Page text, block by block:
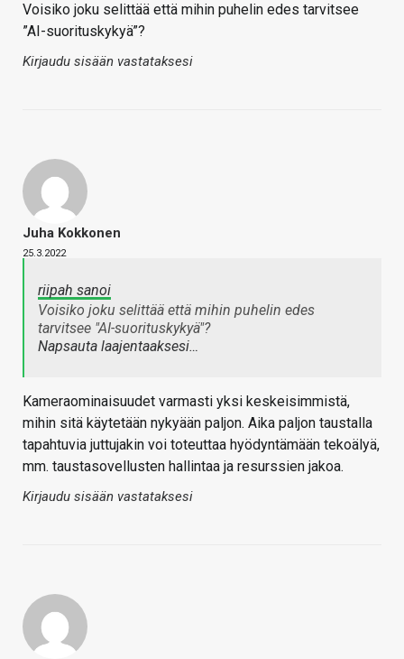
Voisiko joku selittää että mihin puhelin edes tarvitsee
”AI-suorituskykyä”?
Kirjaudu sisään vastataksesi
Juha Kokkonen
25.3.2022
riipah sanoi
Voisiko joku selittää että mihin puhelin edes
tarvitsee "AI-suorituskykyä"?
Napsauta laajentaaksesi…
Kameraominaisuudet varmasti yksi keskeisimmistä,
mihin sitä käytetään nykyään paljon. Aika paljon taustalla
tapahtuvia juttujakin voi toteuttaa hyödyntämään tekoälyä,
mm. taustasovellusten hallintaa ja resurssien jakoa.
Kirjaudu sisään vastataksesi